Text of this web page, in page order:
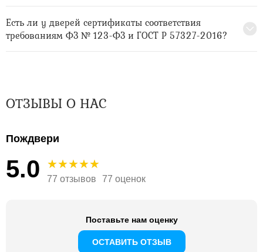
Есть ли у дверей сертификаты соответствия
требованиям ФЗ № 123-ФЗ и ГОСТ Р 57327-2016?
ОТЗЫВЫ О НАС
Пождвери
5.0 77 отзывов 77 оценок
Поставьте нам оценку
ОСТАВИТЬ ОТЗЫВ